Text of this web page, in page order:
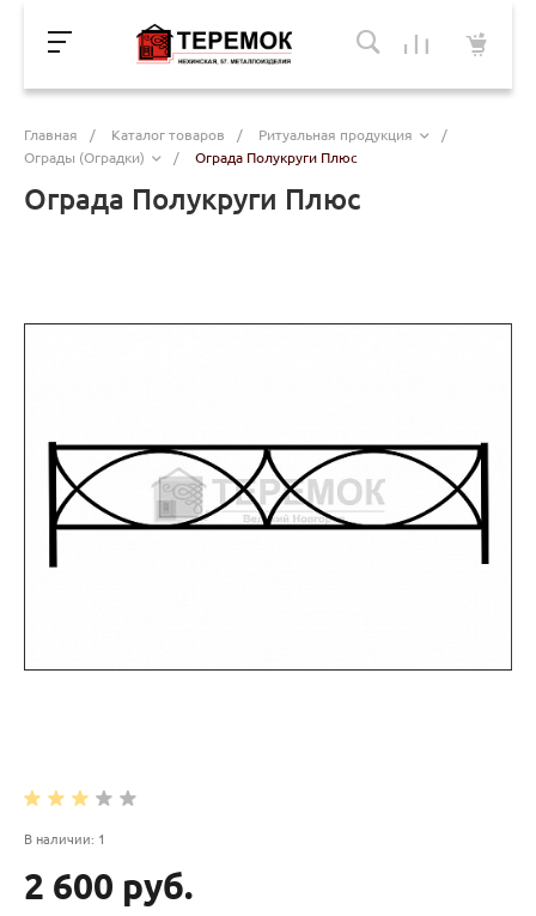
Главная / Каталог товаров / Ритуальная продукция
/
Ограды (Оградки)
/ Ограда Полукруги Плюс
Ограда Полукруги Плюс
В наличии: 1
2 600 руб.